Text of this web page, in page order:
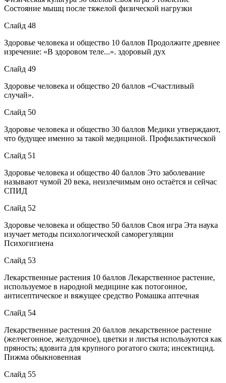
Состояние мышц после тяжелой физической нагрузки
Слайд 48
Здоровье человека и общество 10 баллов Продолжите древнее
изречение: «В здоровом теле...». здоровый дух
Слайд 49
Здоровье человека и общество 20 баллов «Счастливый
случай».
Слайд 50
Здоровье человека и общество 30 баллов Медики утверждают,
что будущее именно за такой медициной. Профилактической
Слайд 51
Здоровье человека и общество 40 баллов Это заболевание
называют чумой 20 века, неизлечимым оно остаётся и сейчас
СПИД
Слайд 52
Здоровье человека и общество 50 баллов Своя игра Эта наука
изучает методы психологической саморегуляции
Психогигиена
Слайд 53
Лекарственные растения 10 баллов Лекарственное растение,
используемое в народной медицине как потогонное,
антисептическое и вяжущее средство Ромашка аптечная
Слайд 54
Лекарственные растения 20 баллов лекарственное растение
(желчегонное, желудочное), цветки и листья используются как
пряность; ядовита для крупного рогатого скота; инсектицид.
Пижма обыкновенная
Слайд 55